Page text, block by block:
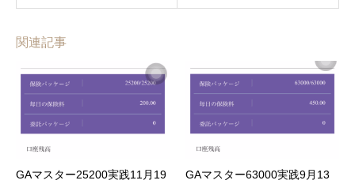
関連記事
GAマスター25200実践11月19
GAマスター63000実践9月13